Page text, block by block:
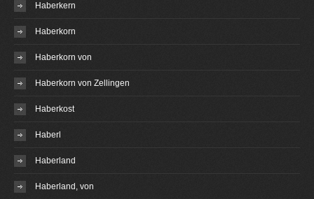
Haberkern
Haberkorn
Haberkorn von
Haberkorn von Zellingen
Haberkost
Haberl
Haberland
Haberland, von